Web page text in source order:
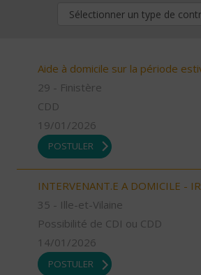
Aide à domicile sur la période
29 - Finistère
CDD
19/01/2026
POSTULER
INTERVENANT.E A DOMICILE -
35 - Ille-et-Vilaine
Possibilité de CDI ou CDD
14/01/2026
POSTULER